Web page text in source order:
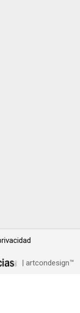
| artcondesign™